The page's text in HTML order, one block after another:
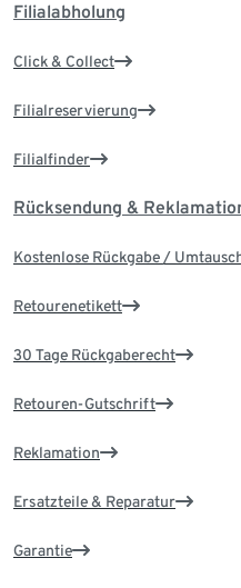
Filialabholung
Click & Collect
Filialreservierung
Filialfinder
Rücksendung &
Kostenlose Rückgabe /
Retourenetikett
30 Tage Rückgaberecht
Retouren-Gutschrift
Reklamation
Ersatzteile & Reparatur
Garantie